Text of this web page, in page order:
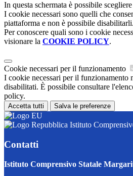
In questa schermata è possibile
I cookie necessari sono quelli che
piattaforma e non è possibile disabilitarli.
Per conoscere quali sono i cookie
visionare la COOKIE POLICY.
Cookie necessari per il funzionamento
I cookie necessari per il funzionamento
disabilitati. È possibile consultare
policy.
Accetta tutti Salva le preferenze
Istituto
Contatti
Istituto Comprensivo Statale